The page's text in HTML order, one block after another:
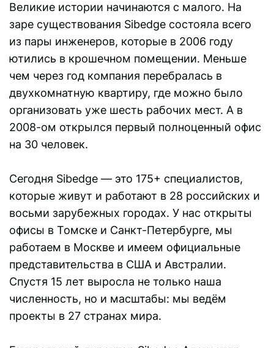
Великие истории начинаются с малого. На
заре существования Sibedge состояла всего
из пары инженеров, которые в 2006 году
ютились в крошечном помещении. Меньше
чем через год компания перебралась в
двухкомнатную квартиру, где можно было
организовать уже шесть рабочих мест. А в
2008-ом открылся первый полноценный офис
на 30 человек.
Сегодня Sibedge — это 175+ специалистов,
которые живут и работают в 28 российских и
восьми зарубежных городах. У нас открыты
офисы в Томске и Санкт-Петербурге, мы
работаем в Москве и имеем официальные
представительства в США и Австралии.
Спустя 15 лет выросла не только наша
численность, но и масштабы: мы ведём
проекты в 27 странах мира.